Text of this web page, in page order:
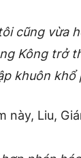
cũng vừa
Kông trở
khuôn khổ
Liu,